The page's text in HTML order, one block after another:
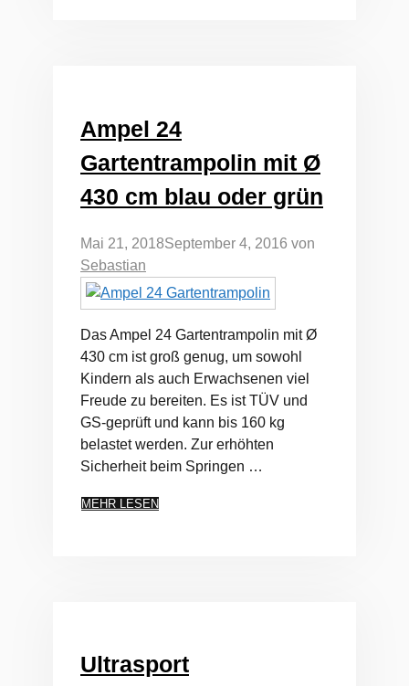
Ampel 24
Gartentrampolin mit Ø
430 cm blau oder grün
Mai 21, 2018September 4, 2016 von
Sebastian
Das Ampel 24 Gartentrampolin mit Ø
430 cm ist groß genug, um sowohl
Kindern als auch Erwachsenen viel
Freude zu bereiten. Es ist TÜV und
GS-geprüft und kann bis 160 kg
belastet werden. Zur erhöhten
Sicherheit beim Springen …
MEHR LESEN
Ultrasport